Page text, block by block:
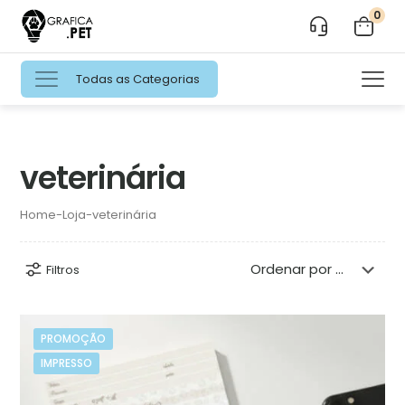
0
Todas as Categorias
veterinária
Home-Loja-veterinária
Filtros
PROMOÇÃO
IMPRESSO